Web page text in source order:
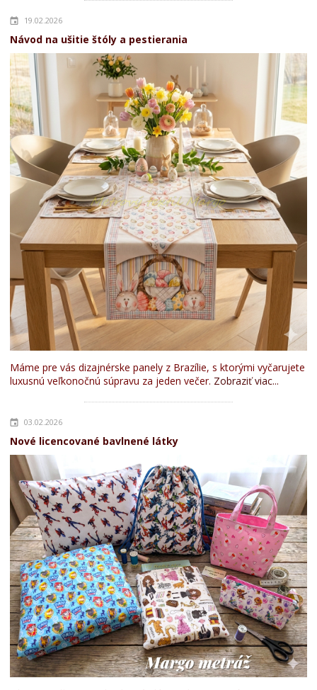
19.02.2026
Návod na ušitie štóly a pestierania
Máme pre vás dizajnérske panely z Brazílie, s ktorými vyčarujete
luxusnú veľkonočnú súpravu za jeden večer. Zobraziť viac...
03.02.2026
Nové licencované bavlnené látky